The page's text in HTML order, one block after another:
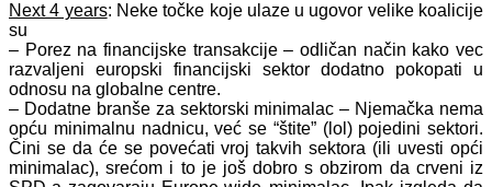
Next 4 years: Neke točke koje ulaze u ugovor velike koalicije
su
– Porez na financijske transakcije – odličan način kako vec
razvaljeni europski financijski sektor dodatno pokopati u
odnosu na globalne centre.
– Dodatne branše za sektorski minimalac – Njemačka nema
opću minimalnu nadnicu, već se “štite” (lol) pojedini sektori.
Čini se da će se povećati vroj takvih sektora (ili uvesti opći
minimalac), srećom i to je još dobro s obzirom da crveni iz